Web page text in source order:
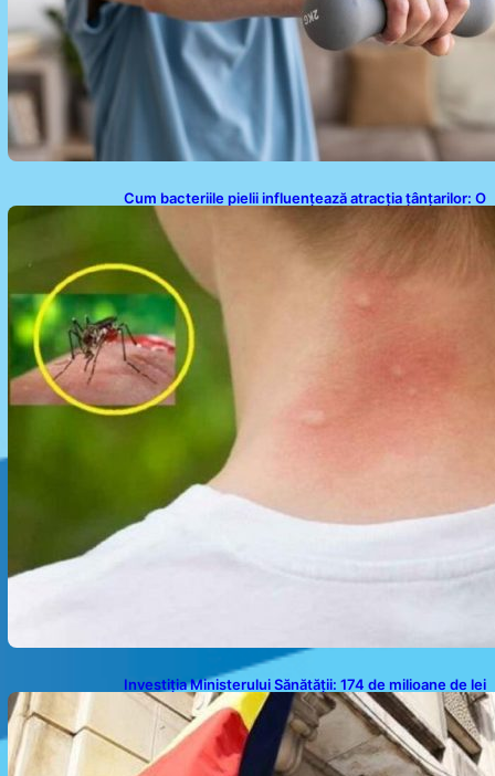
Cum bacteriile pielii influențează atracția țânțarilor: O
nouă viziune asupra alegerii victimelor
Investiția Ministerului Sănătății: 174 de milioane de lei
pentru modernizarea sistemului sanitar din România